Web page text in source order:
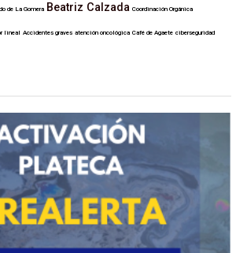
de La Gomera Beatriz Calzada Coordinación Orgánica
lineal Accidentes graves atención oncológica Café de Agaete ciberseguridad